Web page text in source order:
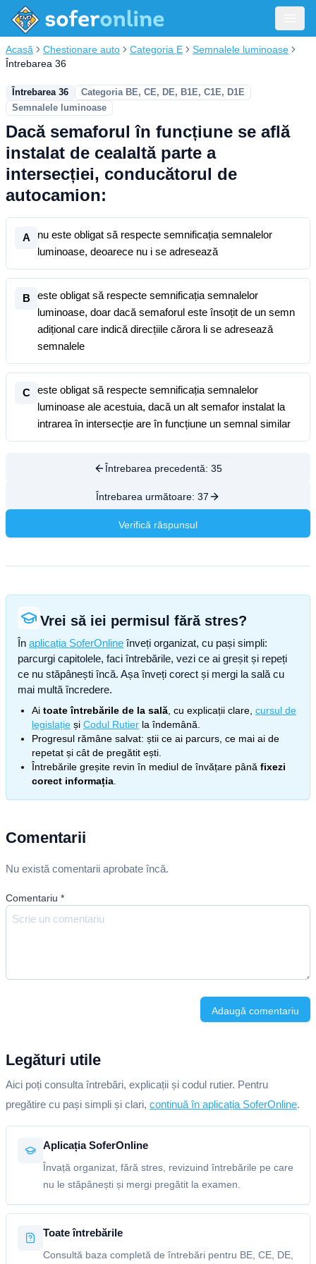
Acasă Chestionare auto Categoria E
Semnalele luminoase
Întrebarea 36
Întrebarea 36
Categoria BE, CE, DE, B1E, C1E, D1E
Semnalele luminoase
Dacă semaforul în funcțiune se află
instalat de cealaltă parte a
intersecției, conducătorul de
autocamion:
A
nu este obligat să respecte semnificația semnalelor
luminoase, deoarece nu i se adresează
B
este obligat să respecte semnificația semnalelor
luminoase, doar dacă semaforul este însoțit de un semn
adițional care indică direcțiile cărora li se adresează
semnalele
C
este obligat să respecte semnificația semnalelor
luminoase ale acestuia, dacă un alt semafor instalat la
intrarea în intersecție are în funcțiune un semnal similar
Întrebarea precedentă: 35
Întrebarea următoare: 37
Verifică răspunsul
Vrei să iei permisul fără stres?
În aplicația SoferOnline înveți organizat, cu pași simpli:
parcurgi capitolele, faci întrebările, vezi ce ai greșit și repeți
ce nu stăpânești încă. Așa înveți corect și mergi la sală cu
mai multă încredere.
Ai toate întrebările de la sală , cu explicații clare, cursul de
legislație și Codul Rutier la îndemână.
Progresul rămâne salvat: știi ce ai parcurs, ce mai ai de
repetat și cât de pregătit ești.
Întrebările greșite revin în mediul de învățare până fixezi
corect informația
Comentarii
Nu există comentarii aprobate încă.
Comentariu *
Adaugă comentariu
Legături utile
Aici poți consulta întrebări, explicații și codul rutier. Pentru
pregătire cu pași simpli și clari, continuă în aplicația SoferOnline.
Aplicația SoferOnline
Învață organizat, fără stres, revizuind întrebările pe care
nu le stăpânești și mergi pregătit la examen.
Toate întrebările
Consultă baza completă de întrebări pentru BE, CE, DE,